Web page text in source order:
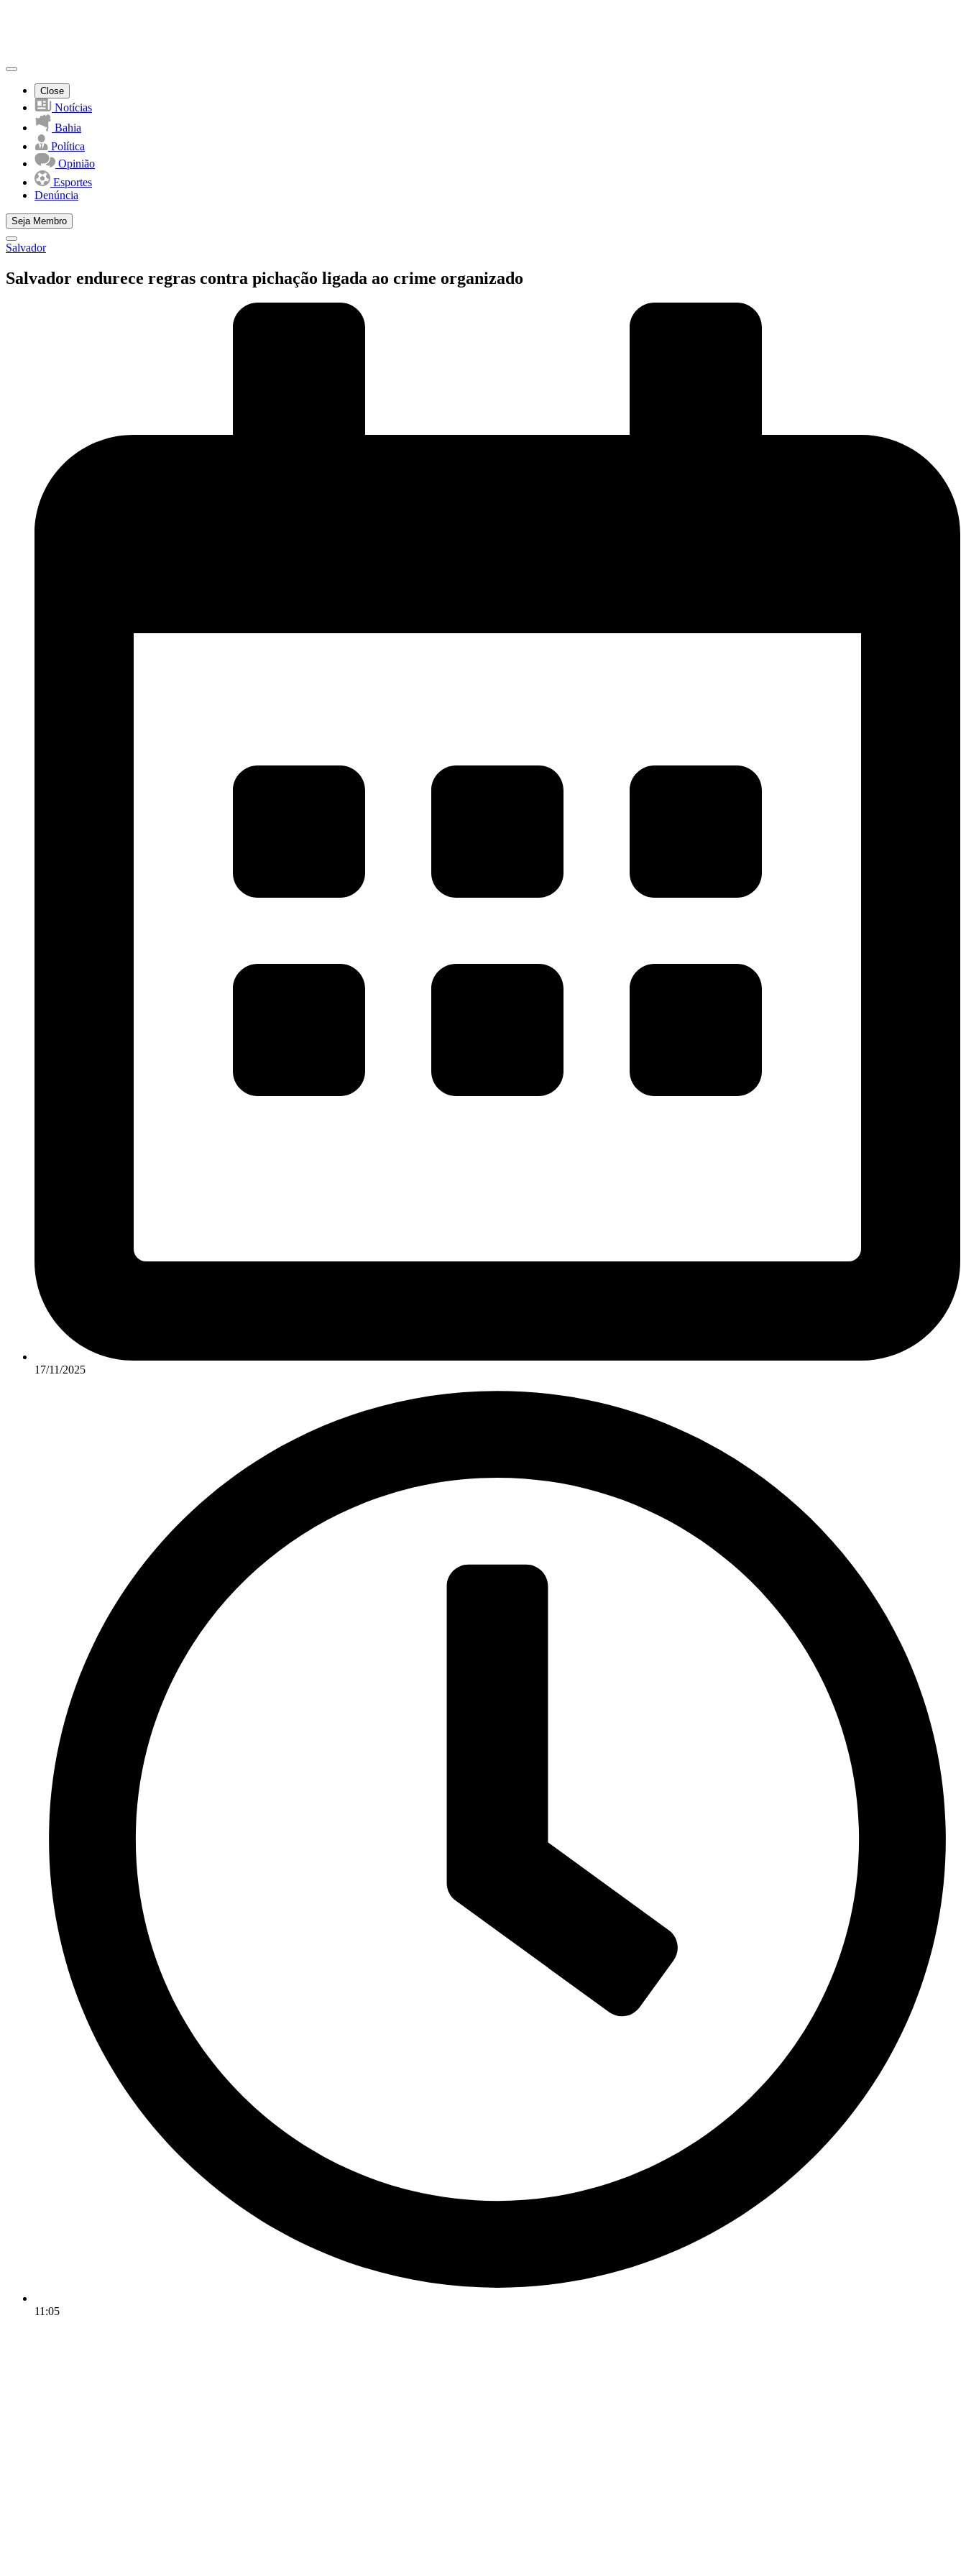
Close
Notícias
Bahia
Política
Opinião
Esportes
Denúncia
Seja Membro
Salvador
Salvador endurece regras contra pichação ligada ao crime organizado
17/11/2025
11:05